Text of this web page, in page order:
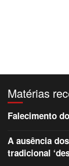
Matérias
Falecimento
A ausência
tradicional